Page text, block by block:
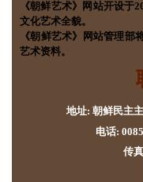
《朝鲜艺术》网站开设于
文化艺术全貌。
《朝鲜艺术》网站管理部
艺术资料。
地址: 朝鲜民主
电话:
传